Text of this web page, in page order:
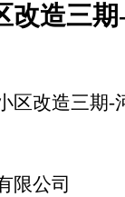
改造三期
区改造三期-
限公司